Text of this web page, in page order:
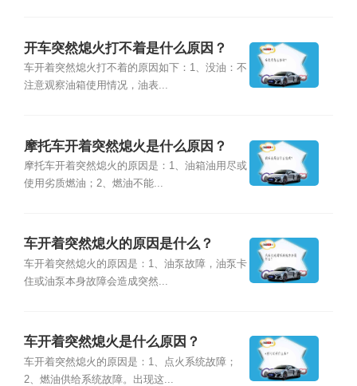
开车突然熄火打不着是什么原因？
车开着突然熄火打不着的原因如下：1、没油：不
注意观察油箱使用情况，油表...
摩托车开着突然熄火是什么原因？
摩托车开着突然熄火的原因是：1、油箱油用尽或
使用劣质燃油；2、燃油不能...
车开着突然熄火的原因是什么？
车开着突然熄火的原因是：1、油泵故障，油泵卡
住或油泵本身故障会造成突然...
车开着突然熄火是什么原因？
车开着突然熄火的原因是：1、点火系统故障；
2、燃油供给系统故障。出现这...